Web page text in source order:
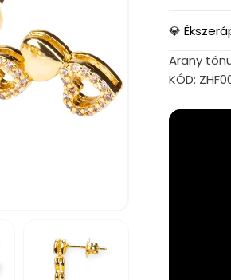
💎
Arany
KÓD: